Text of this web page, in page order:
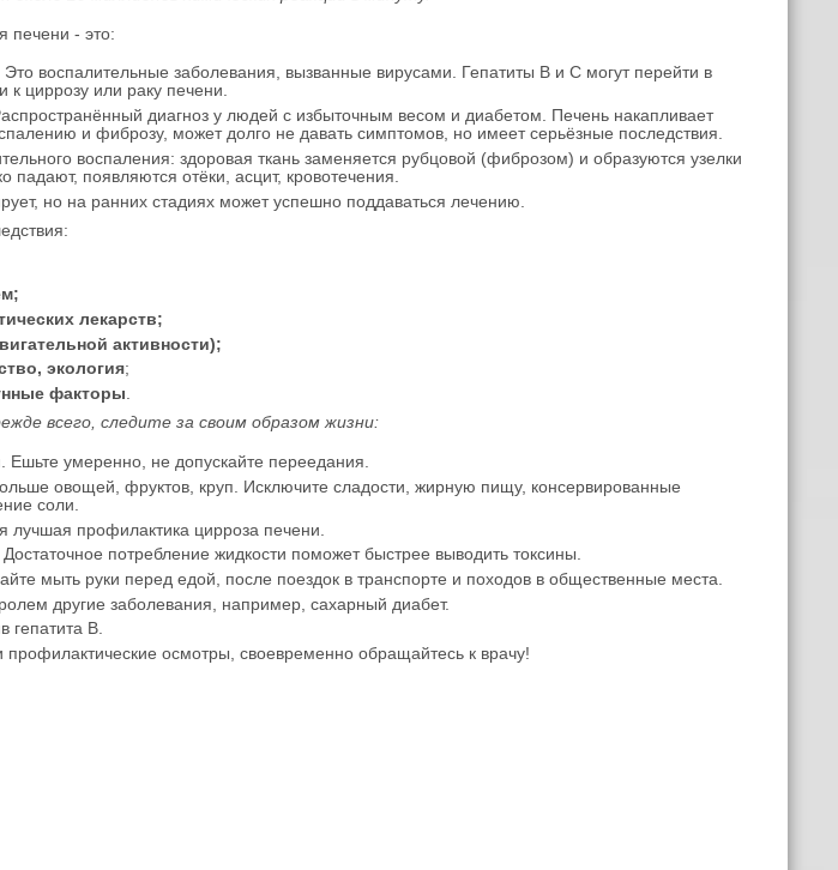
печени - это:
Это воспалительные заболевания, вызванные вирусами. Гепатиты B и C могут перейти в
к циррозу или раку печени.
диагноз у людей с избыточным весом и диабетом. Печень накапливает
и фиброзу, может долго не давать симптомов, но имеет серьёзные последствия.
воспаления: здоровая ткань заменяется рубцовой (фиброзом) и образуются узелки
падают, появляются отёки, асцит, кровотечения.
но на ранних стадиях может успешно поддаваться лечению.
лекарств;
активности);
экология;
факторы.
всего, следите за своим образом жизни:
Ешьте умеренно, не допускайте переедания.
овощей, фруктов, круп. Исключите сладости, жирную пищу, консервированные
соли.
лучшая профилактика цирроза печени.
потребление жидкости поможет быстрее выводить токсины.
мыть руки перед едой, после поездок в транспорте и походов в общественные места.
другие заболевания, например, сахарный диабет.
гепатита В.
осмотры, своевременно обращайтесь к врачу!